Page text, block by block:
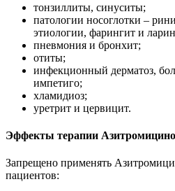
тонзиллиты, синуситы;
патологии носоглотки –
этиологии, фарингит и
пневмония и бронхит;
отиты;
инфекционный дерматоз,
импетиго;
хламидиоз;
уретрит и цервицит.
Эффекты терапии
Запрещено применять
пациентов: